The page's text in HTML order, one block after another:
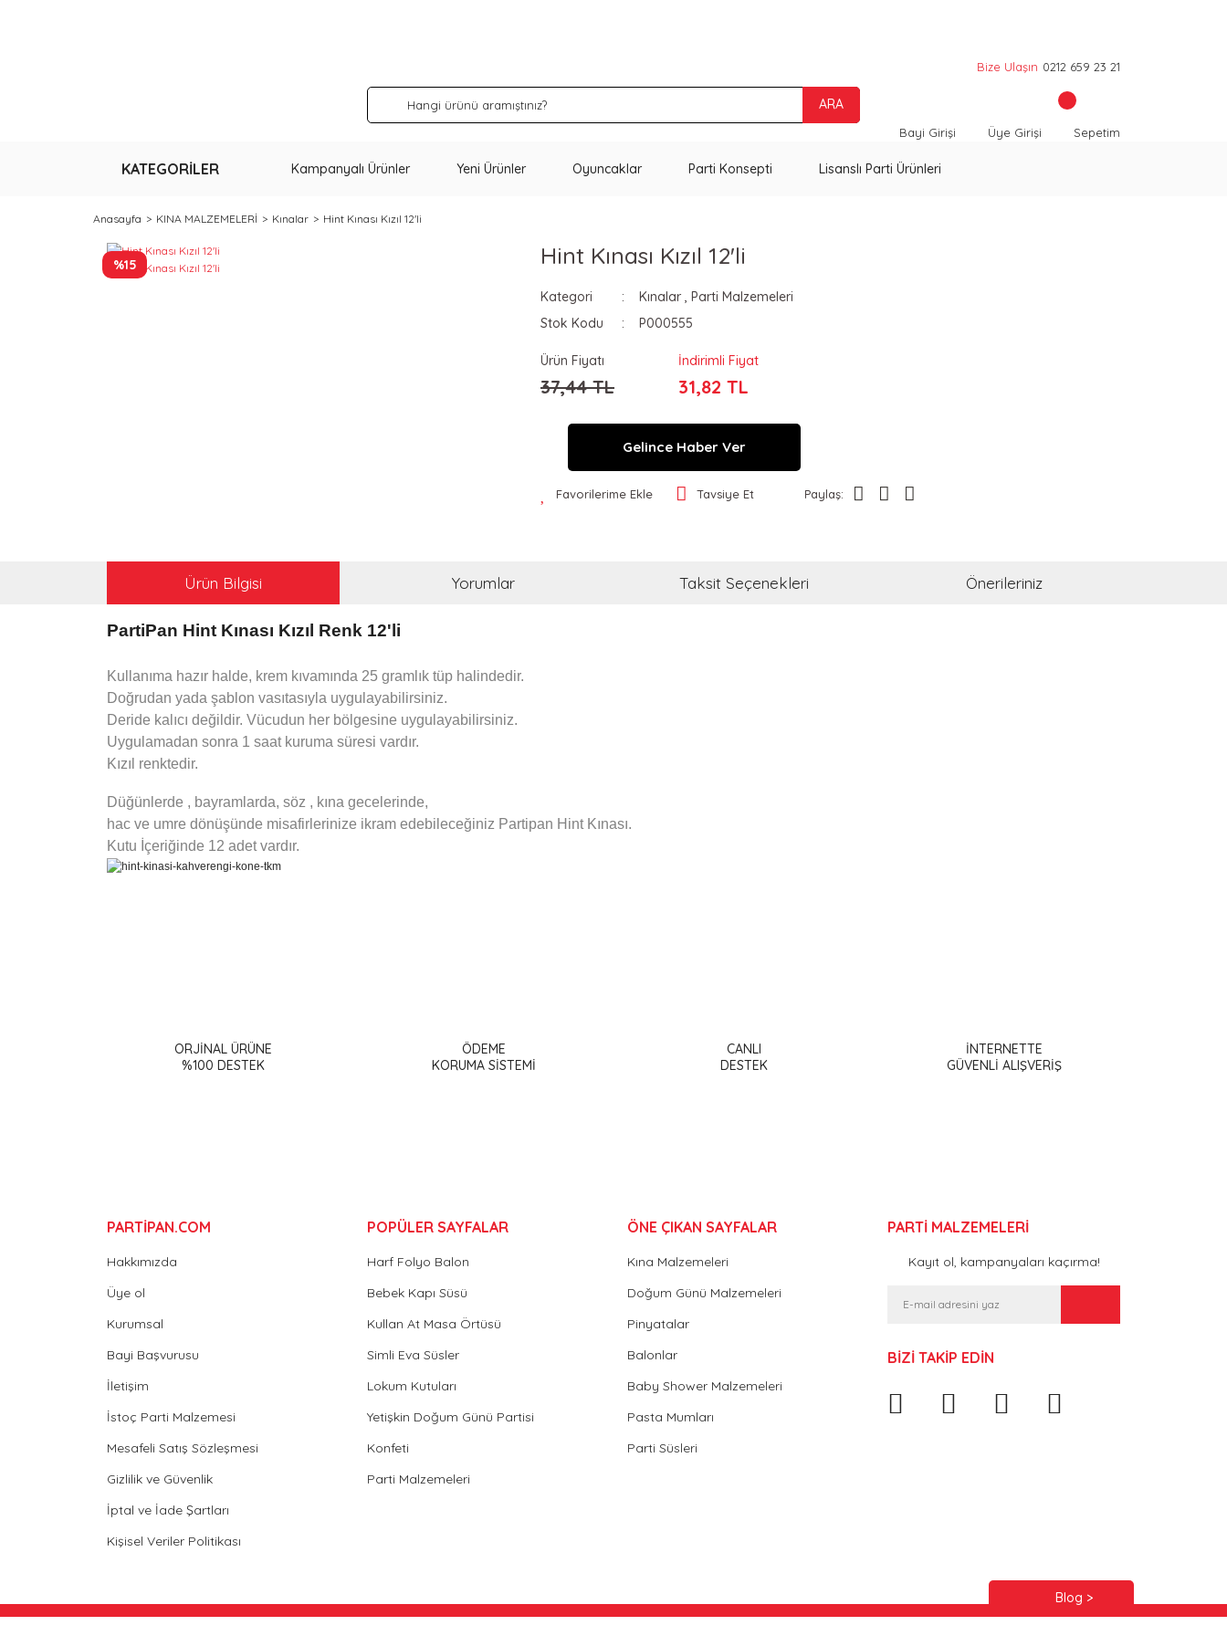
ARA
Bize Ulaşın 0212 659 23 21
Bayi Girişi Üye Girişi Sepetim
KATEGORİLER Kampanyalı Ürünler Yeni Ürünler Oyuncaklar Parti Konsepti Lisanslı Parti Ürünleri
Anasayfa KINA MALZEMELERİ Kınalar Hint Kınası Kızıl 12'li
%15 Hint Kınası Kızıl 12'li
Kategori Kınalar , Parti Malzemeleri
Stok Kodu
P000555
Ürün Fiyatı
37,44 TL
İndirimli Fiyat
31,82 TL
Gelince Haber Ver
Favorilerime Ekle Tavsiye Et Paylaş:
Ürün Bilgisi Yorumlar Taksit Seçenekleri Önerileriniz
PartiPan Hint Kınası Kızıl Renk 12'li
Kullanıma hazır halde, krem kıvamında 25 gramlık tüp halindedir.
Doğrudan yada şablon vasıtasıyla uygulayabilirsiniz.
Deride kalıcı değildir. Vücudun her bölgesine uygulayabilirsiniz.
Uygulamadan sonra 1 saat kuruma süresi vardır.
Kızıl renktedir.
Düğünlerde , bayramlarda, söz , kına gecelerinde,
hac ve umre dönüşünde misafirlerinize ikram edebileceğiniz Partipan Hint Kınası.
Kutu İçeriğinde 12 adet vardır.
Ürün resmi kalitesiz, bozuk veya görüntülenemiyor.
ORJİNAL ÜRÜNE
%100 DESTEK
ÖDEME
KORUMA SİSTEMİ
CANLI
DESTEK
İNTERNETTE
GÜVENLİ ALIŞVERİŞ
PARTİPAN.COM
Hakkımızda
Üye ol
Kurumsal
Bayi Başvurusu
İletişim
İstoç Parti Malzemesi
Mesafeli Satış Sözleşmesi
Gizlilik ve Güvenlik
İptal ve İade Şartları
Kişisel Veriler Politikası
POPÜLER SAYFALAR
Harf Folyo Balon
Bebek Kapı Süsü
Kullan At Masa Örtüsü
Simli Eva Süsler
Lokum Kutuları
Yetişkin Doğum Günü Partisi
Konfeti
Parti Malzemeleri
ÖNE ÇIKAN SAYFALAR
Kına Malzemeleri
Doğum Günü Malzemeleri
Pinyatalar
Balonlar
Baby Shower Malzemeleri
Pasta Mumları
Parti Süsleri
PARTİ MALZEMELERİ
Kayıt ol, kampanyaları kaçırma!
BİZİ TAKİP EDİN
Blog >